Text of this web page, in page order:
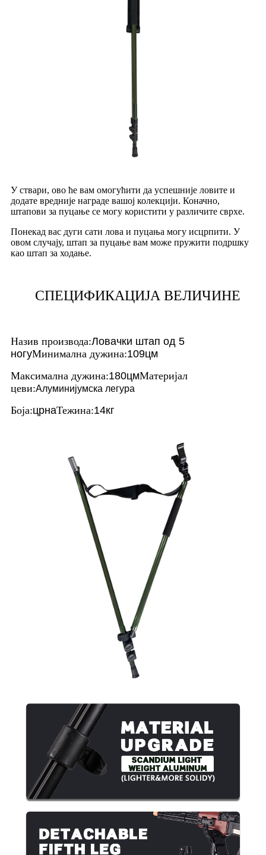
У ствари, ово ће вам омогућити да успешније ловите и
додате вредније награде вашој колекцији. Коначно,
штапови за пуцање се могу користити у различите сврхе.
Понекад вас дуги сати лова и пуцања могу исцрпити. У
овом случају, штап за пуцање вам може пружити подршку
као штап за ходање.
СПЕЦИФИКАЦИЈА ВЕЛИЧИНЕ
Назив производа:Ловачки штап од 5
ногуМинимална дужина:109цм
Максимална дужина:180цмМатеријал
цеви:Алуминијумска легура
Боја:црнаТежина:14кг